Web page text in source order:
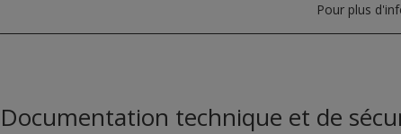
Pour plus
Documentation technique et de